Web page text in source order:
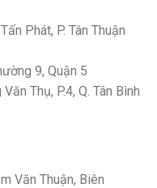
Phát, P. Tân Thuận
9, Quận 5
Thụ, P.4, Q. Tân Bình
Văn Thuận, Biên